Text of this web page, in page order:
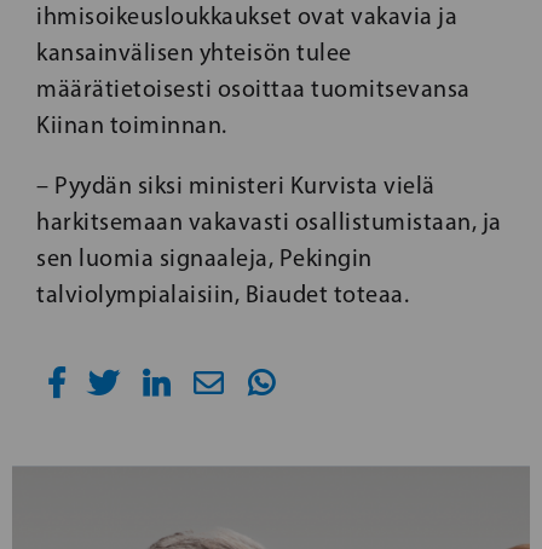
ihmisoikeusloukkaukset ovat vakavia ja
kansainvälisen yhteisön tulee
määrätietoisesti osoittaa tuomitsevansa
Kiinan toiminnan.
– Pyydän siksi ministeri Kurvista vielä
harkitsemaan vakavasti osallistumistaan, ja
sen luomia signaaleja, Pekingin
talviolympialaisiin, Biaudet toteaa.